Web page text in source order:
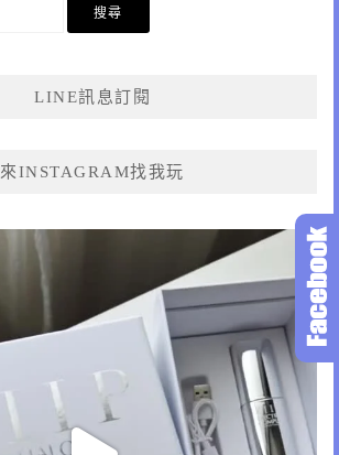
LINE訊息訂閱
來INSTAGRAM找我玩